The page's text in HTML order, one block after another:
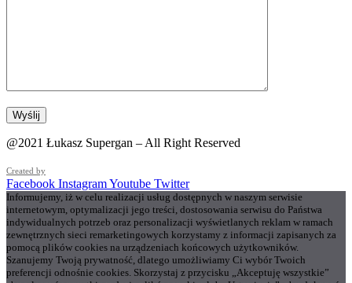
@2021 Łukasz Supergan – All Right Reserved
Created by
Facebook InstagramYoutube Twitter
Informujemy, iż w celu realizacji usług dostępnych w naszym serwisie
internetowym, optymalizacji jego treści, dostosowania serwisu do Państwa
indywidualnych potrzeb oraz personalizacji wyświetlanych reklam w ramach
zewnętrznych sieci remarketingowych korzystamy z informacji zapisanych za
pomocą plików cookies na urządzeniach końcowych użytkowników.
Szanujemy Twoją prywatność, dlatego umożliwiamy Ci wybór Twoich
preferencji odnośnie cookies. Skorzystaj z przycisku „Akceptuję wszystkie”